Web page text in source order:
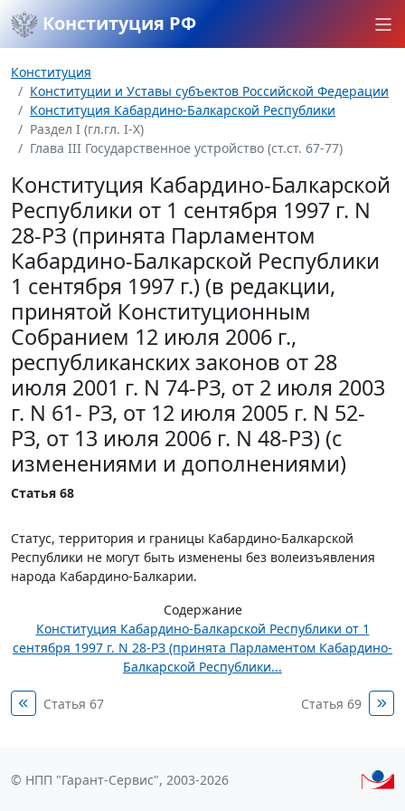
Конституция РФ
Конституция
Конституции и Уставы субъектов Российской Федерации
Конституция Кабардино-Балкарской Республики
Раздел I (гл.гл. I-X)
Глава III Государственное устройство (ст.ст. 67-77)
Конституция Кабардино-Балкарской
Республики от 1 сентября 1997 г. N
28-РЗ (принята Парламентом
Кабардино-Балкарской Республики
1 сентября 1997 г.) (в редакции,
принятой Конституционным
Собранием 12 июля 2006 г.,
республиканских законов от 28
июля 2001 г. N 74-РЗ, от 2 июля 2003
г. N 61- РЗ, от 12 июля 2005 г. N 52-
РЗ, от 13 июля 2006 г. N 48-РЗ) (с
изменениями и дополнениями)
Статья 68
Статус, территория и границы Кабардино-Балкарской
Республики не могут быть изменены без волеизъявления
народа Кабардино-Балкарии.
Содержание
Конституция Кабардино-Балкарской Республики от 1
сентября 1997 г. N 28-РЗ (принята Парламентом Кабардино-
Балкарской Республики...
Статья 67 Статья 69
© НПП "Гарант-Сервис", 2003-2026